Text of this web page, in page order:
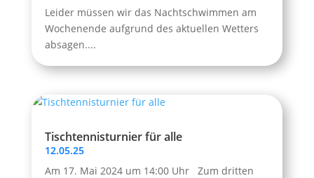
Leider müssen wir das Nachtschwimmen am
Wochenende aufgrund des aktuellen Wetters
absagen....
Tischtennisturnier für alle
12.05.25
Am 17. Mai 2024 um 14:00 Uhr Zum dritten